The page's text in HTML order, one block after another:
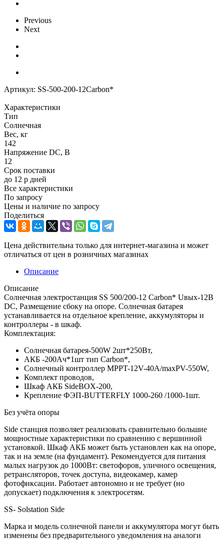
Previous
Next
Артикул: SS-500-200-12Carbon*
Характеристики
Тип
Солнечная
Вес, кг
142
Напряжение DC, В
12
Срок поставки
до 12 р дней
Все характеристики
По запросу
Цены и наличие по запросу
Поделиться
Цена действительна только для интернет-магазина и может
отличаться от цен в розничных магазинах
Описание
Описание
Солнечная электростанция SS 500/200-12 Carbon* Uвых-12В
DC, Размещение сбоку на опоре. Солнечная батарея
устанавливается на отдельное крепление, аккумуляторы и
контроллеры - в шкаф.
Комплектация:
Солнечная батарея-500W 2шт*250Вт,
АКБ -200Aч*1шт тип Carbon*,
Солнечный контроллер MPPT-12V-40A/maxPV-550W,
Комплект проводов,
Шкаф АКБ SideBOX-200,
Крепление ФЭП-BUTTERFLY 1000-260 /1000-1шт.
Без учёта опоры
Side станция позволяет реализовать сравнительно большие
мощностные характеристики по сравнению с вершинной
установкой. Шкаф АКБ может быть установлен как на опоре,
так и на земле (на фундамент). Рекомендуется для питания
малых нагрузок до 1000Вт: светофоров, уличного освещения,
ретрансляторов, точек доступа, видеокамер, камер
фотофиксации. Работает автономно и не требует (но
допускает) подключения к электросетям.
SS- Solstation Side
Марка и модель солнечной панели и аккумулятора могут быть
изменены без предварительного уведомления на аналоги